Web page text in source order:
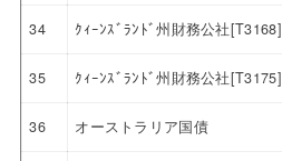
34 ｸｨｰﾝｽﾞﾗﾝﾄﾞ州財務公社[T3168]
35 ｸｨｰﾝｽﾞﾗﾝﾄﾞ州財務公社[T3175]
36 オーストラリア国債